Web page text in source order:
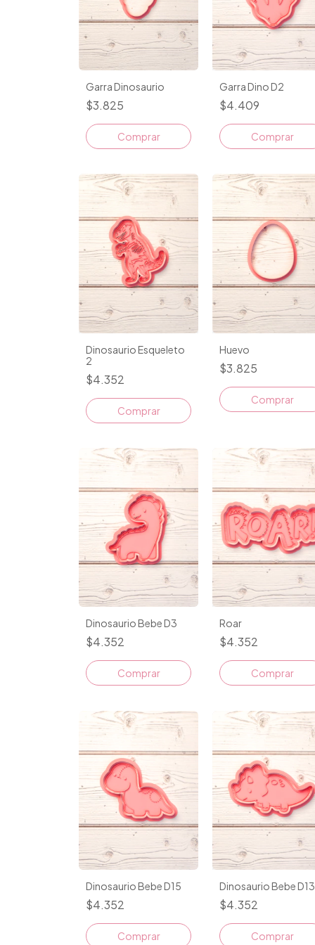
Garra Dinosaurio
$3.825
Comprar
Garra Dino D2
$4.409
Comprar
Dinosaurio Esqueleto
2
$4.352
Comprar
Huevo
$3.825
Comprar
Dinosaurio Bebe D3
$4.352
Comprar
Roar
$4.352
Comprar
Dinosaurio Bebe D15
$4.352
Comprar
Dinosaurio Bebe D13
$4.352
Comprar